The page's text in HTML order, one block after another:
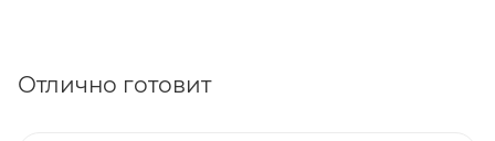
Отлично готовит